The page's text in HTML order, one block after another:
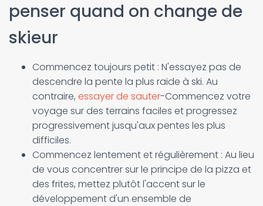
penser quand on change de
skieur
Commencez toujours petit : N'essayez pas de
descendre la pente la plus raide à ski. Au
contraire, essayer de sauter-Commencez votre
voyage sur des terrains faciles et progressez
progressivement jusqu'aux pentes les plus
difficiles.
Commencez lentement et régulièrement : Au lieu
de vous concentrer sur le principe de la pizza et
des frites, mettez plutôt l'accent sur le
développement d'un ensemble de